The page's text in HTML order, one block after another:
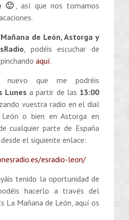
🙂, así que nos tomamos
de León, Astorga y
, podéis escuchar de
aquí.
nuevo que me podréis
Lunes a partir de las 13:00
vuestra radio en el dial
o bien en Astorga en
cualquier parte de España
el siguiente enlace:
esradio-leon/
tenido la oportunidad de
hacerlo a través del
La Mañana de León, aquí os